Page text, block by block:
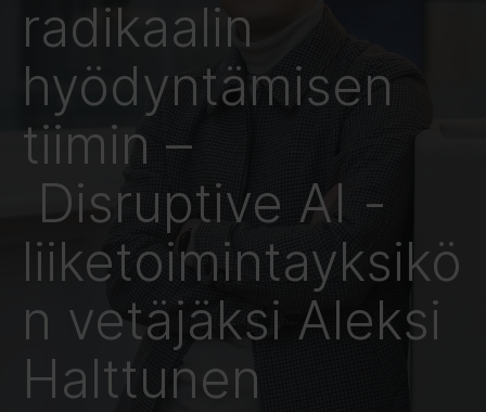
radikaalin
hyödyntämisen
tiimin –
Disruptive AI -
liiketoimintayksikö
n vetäjäksi Aleksi
Halttunen